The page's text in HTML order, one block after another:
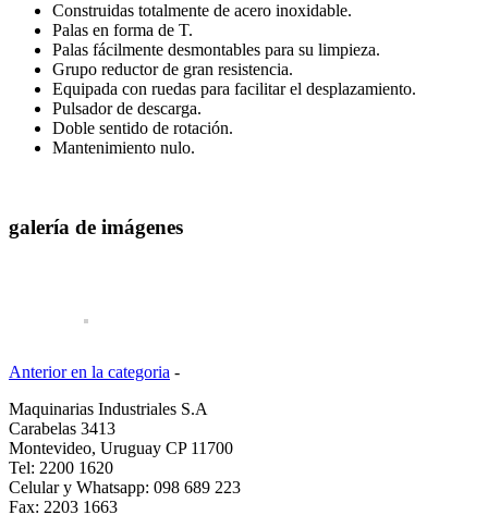
Construidas totalmente de acero inoxidable.
Palas en forma de T.
Palas fácilmente desmontables para su limpieza.
Grupo reductor de gran resistencia.
Equipada con ruedas para facilitar el desplazamiento.
Pulsador de descarga.
Doble sentido de rotación.
Mantenimiento nulo.
galería de imágenes
Anterior en la categoria -
Maquinarias Industriales S.A
Carabelas 3413
Montevideo, Uruguay CP 11700
Tel: 2200 1620
Celular y Whatsapp: 098 689 223
Fax: 2203 1663